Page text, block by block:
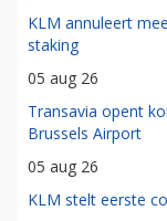
KLM annuleert
staking
05 aug 26
Transavia opent
Brussels Airport
05 aug 26
KLM stelt eerste